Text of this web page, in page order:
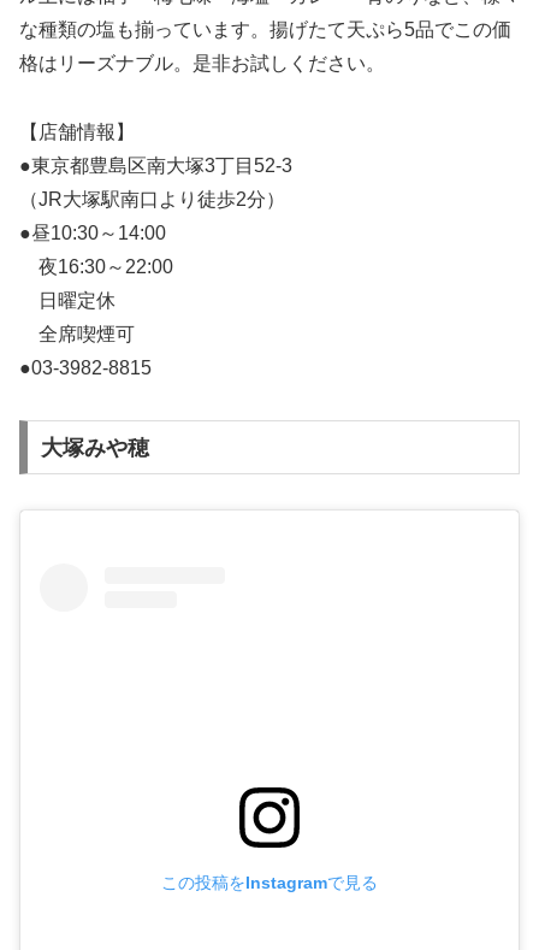
な種類の塩も揃っています。揚げたて天ぷら5品でこの価
格はリーズナブル。是非お試しください。
【店舗情報】
●東京都豊島区南大塚3丁目52-3
（JR大塚駅南口より徒歩2分）
●昼10:30～14:00
夜16:30～22:00
日曜定休
全席喫煙可
●03-3982-8815
大塚みや穂
この投稿をInstagramで見る